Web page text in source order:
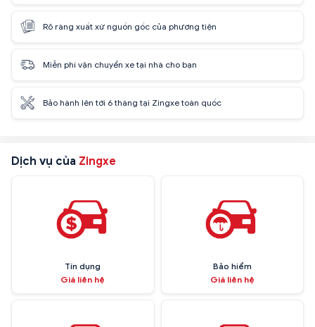
Rõ ràng xuất xứ nguồn gốc của phương tiện
Miễn phí vận chuyển xe tại nhà cho bạn
Bảo hành lên tới 6 tháng tại Zingxe toàn quốc
Dịch vụ của Zingxe
Tín dụng
Giá liên hệ
Bảo hiểm
Giá liên hệ